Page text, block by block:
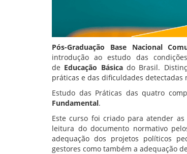
Pós-Graduação Base Nacional
introdução ao estudo das
de Educação Básicado Brasil.
práticas e das dificuldades detectadas
Estudo das Práticas das quatro
Fundamental.
Este curso foi criado para atender
leitura do documento normativo
adequação dos projetos políticos
gestores como também a adequação